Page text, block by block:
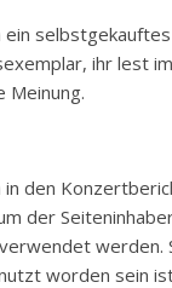
ein
ihr lest
Meinung.
in den
der
werden.
worden sein